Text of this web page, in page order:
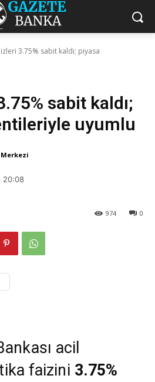
3.75% sabit kaldı; piyasa
sabit kaldı;
uyumlu
20:08
0
974
acil
faizini 3.75%